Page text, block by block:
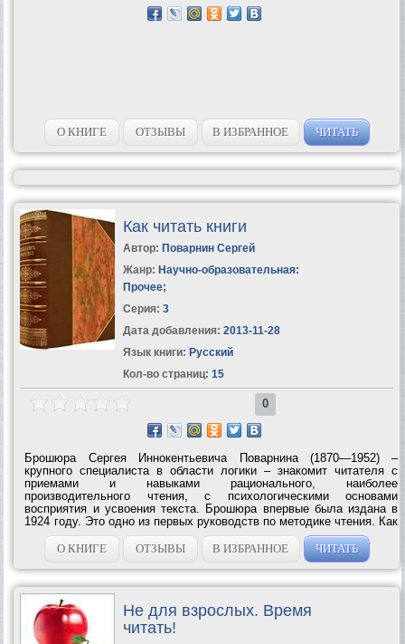
О КНИГЕ ОТЗЫВЫ В ИЗБРАННОЕ ЧИТАТЬ
Как читать книги
Автор: Поварнин Сергей
Жанр: Научно-образовательная:
Прочее;
Серия: 3
Дата добавления: 2013-11-28
Язык книги: Русский
Кол-во страниц: 15
0
Брошюра Сергея Иннокентьевича Поварнина (1870—1952) –
крупного специалиста в области логики – знакомит читателя с
приемами и навыками рационального, наиболее
производительного чтения, с психологическими основами
восприятия и усвоения текста. Брошюра впервые была издана в
1924 году. Это одно из первых руководств по методике чтения. Как
писал C. И. Пoварнин в предисловии к изданию 1924 года, – это
«краткое введение в искусство чтения»....
О КНИГЕ ОТЗЫВЫ В ИЗБРАННОЕ ЧИТАТЬ
Не для взрослых. Время
читать!